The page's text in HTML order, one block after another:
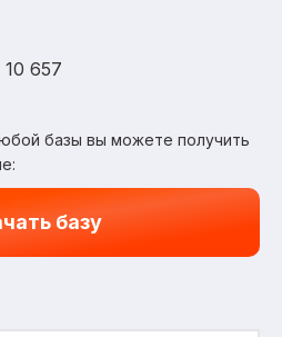
10 657
базы вы можете получить
базу